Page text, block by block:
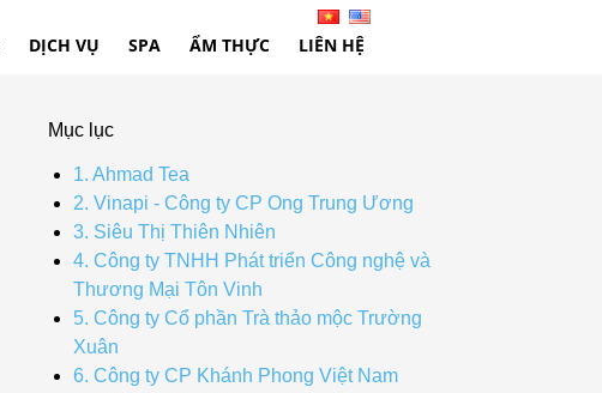
DỊCH VỤ SPA ẨM THỰC LIÊN HỆ
Mục lục
1. Ahmad Tea
2. Vinapi - Công ty CP Ong Trung Ương
3. Siêu Thị Thiên Nhiên
4. Công ty TNHH Phát triển Công nghệ và
Thương Mại Tôn Vinh
5. Công ty Cổ phần Trà thảo mộc Trường
Xuân
6. Công ty CP Khánh Phong Việt Nam